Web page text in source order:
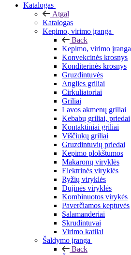
Katalogas
Atgal
Katalogas
Kepimo, virimo įranga
Back
Kepimo, virimo įranga
Konvekcinės krosnys
Konditerinės krosnys
Gruzdintuvės
Anglies griliai
Cirkuliatoriai
Griliai
Lavos akmenų griliai
Kebabų griliai, priedai
Kontaktiniai griliai
Viščiukų griliai
Gruzdintuvių priedai
Kepimo plokštumos
Makaronų viryklės
Elektrinės viryklės
Ryžių viryklės
Dujinės viryklės
Kombinuotos virykės
Paverčiamos keptuvės
Salamanderiai
Skrudintuvai
Virimo katilai
Šaldymo įranga
Back